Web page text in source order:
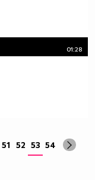
01:28
51 52 53 54